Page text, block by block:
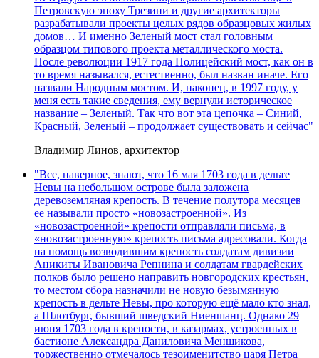
Петровскую эпоху Трезини и другие архитекторы
разрабатывали проекты целых рядов образцовых жилых
домов… И именно Зеленый мост стал головным
образцом типового проекта металлического моста.
После революции 1917 года Полицейский мост, как он в
то время назывался, естественно, был назван иначе. Его
назвали Народным мостом. И, наконец, в 1997 году, у
меня есть такие сведения, ему вернули историческое
название – Зеленый. Так что вот эта цепочка – Синий,
Красный, Зеленый – продолжает существовать и сейчас"
Владимир Линов, архитектор
"Все, наверное, знают, что 16 мая 1703 года в дельте
Невы на небольшом острове была заложена
деревоземляная крепость. В течение полутора месяцев
ее называли просто «новозастроенной». Из
«новозастроенной» крепости отправляли письма, в
«новозастроенную» крепость письма адресовали. Когда
на помощь возводившим крепость солдатам дивизии
Аникиты Ивановича Репнина и солдатам гвардейских
полков было решено направить новгородских крестьян,
то местом сбора назначили не новую безымянную
крепость в дельте Невы, про которую ещё мало кто знал,
а Шлотбург, бывший шведский Ниеншанц. Однако 29
июня 1703 года в крепости, в казармах, устроенных в
бастионе Александра Даниловича Меншикова,
торжественно отмечалось тезоименитство царя Петра